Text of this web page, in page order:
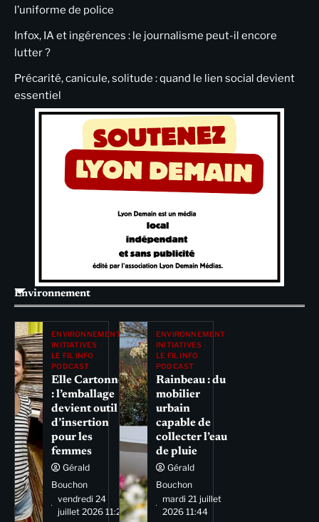
l’uniforme de police
Infox, IA et ingérences : le journalisme peut-il encore
lutter ?
Précarité, canicule, solitude : quand le lien social devient
essentiel
Environnement
ENVIRONNEMENT
INITIATIVES
LE FIL INFO
PODCAST
Elle Cartonne
: l’emballage
devient outil
d’insertion
pour les
femmes
Gérald
Bouchon
vendredi 24
juillet 2026 11:29
ENVIRONNEMENT
INITIATIVES
LE FIL INFO
PODCAST
Rainbeau : du
mobilier
urbain
capable de
collecter l’eau
de pluie
Gérald
Bouchon
mardi 21 juillet
2026 11:44